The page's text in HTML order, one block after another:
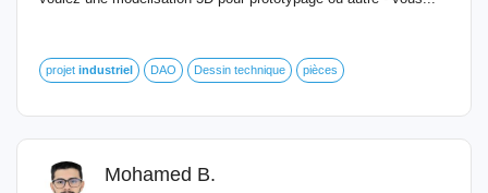
projet industriel DAO Dessin technique pièces
Mohamed B.